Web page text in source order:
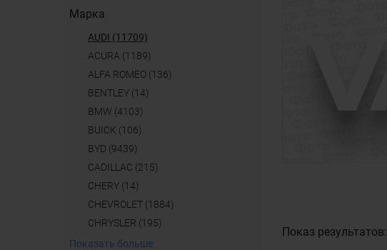
Марка
AUDI (11709)
ACURA (1189)
ALFA ROMEO (136)
BENTLEY (14)
BMW (4103)
BUICK (106)
BYD (9439)
CADILLAC (215)
CHERY (14)
CHEVROLET (1884)
CHRYSLER (195)
Показать больше
Показ результатов: